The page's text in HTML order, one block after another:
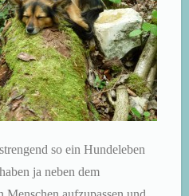
so ein Hundeleben
ja neben dem